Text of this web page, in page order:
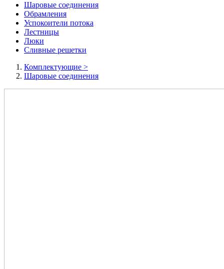
Шаровые соединения
Обрамления
Успокоители потока
Лестницы
Люки
Сливные решетки
Комплектующие >
Шаровые соединения